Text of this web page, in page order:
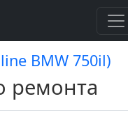
BMW 750il)
ремонта